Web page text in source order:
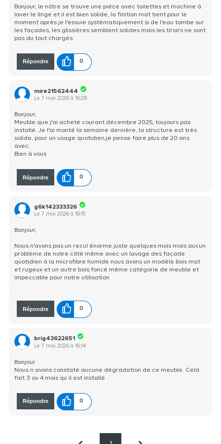
Bonjour, le nôtre se trouve une pièce avec toilettes et machine à
laver le linge et il est bien solide, la finition mat tient pour le
moment après je l'essuie systématiquement si de l'eau tombe sur
les façades; les glissières semblent solides mais les tiroirs ne sont
pas du tout chargés.
Répondre 0
mire21562444
Le 7 mai 2026 à16:28
Bonjour,
Meuble que j'ai acheté courant décembre 2025, toujours pas
installé. Je l'ai monté la semaine dernière, la structure est très
solide, pour un usage quotidien,je pense faire plus de 20 ans
avec.
Bien à vous
Répondre 0
g6k142333326
Le 7 mai 2026 à16:15
Bonjour,
Nous n'avons pas un recul énorme juste quelques mois mais aucun
problème de notre côté même avec un lavage des façade
quotidien à la microfibre humide nous avons un modèle bois mat
et rugeux et un autre bois foncé même catégorie de meuble et
impeccable pour notre utilisation
Répondre 0
brig43622651
Le 7 mai 2026 à16:14
Bonjour
Nous n avons constaté aucune dégradation de ce meuble. Celà
fait 3 ou 4 mois qu il est installé
Répondre 0